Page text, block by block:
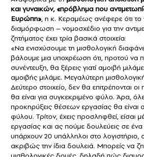
και γυναικών, «πρόβλημα που
Ευρώπη», η κ. Κεραμέως ανέφερε ότι
διαμόρφωση – νομοσχέδιο για την
ζητήματος έχει τρία βασικά στοιχεία:
«Να ενισχύσουμε τη μισθολογική
βάλουμε μια υποχρέωση ότι, προτού να
συνέντευξη, θα ξέρεις γιατί αμοιβή
αμοιβής μιλάμε. Μεγαλύτερη
Δεύτερο στοιχείο, δεν θα επιτρέπονται
θα είναι για συγκεκριμένο φύλο. Άρα,
προκηρύξεις θέσεων εργασίας θα είναι
φύλου. Τρίτον, έχεις προσληφθεί, είσαι
εργασίας και ας πούμε δουλεύεις σε ένα
υπάρχουν 20 υπάλληλοι στο λογιστήριο,
ακριβώς την ίδια δουλειά. Μπορείς να